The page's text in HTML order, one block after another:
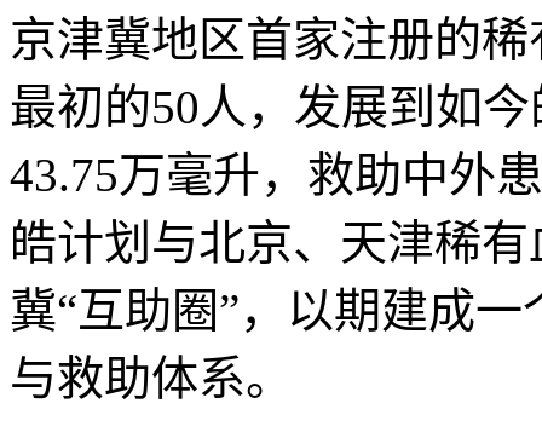
京津冀地区首家注册的
最初的50人，发展到如
43.75万毫升，救助中外
皓计划与北京、天津稀
冀“互助圈”，以期建成
与救助体系。